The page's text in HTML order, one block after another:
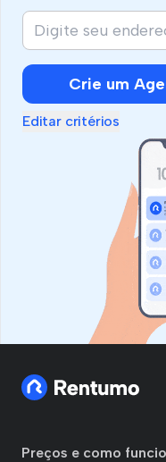
Crie um
Editar critérios
Preços e como